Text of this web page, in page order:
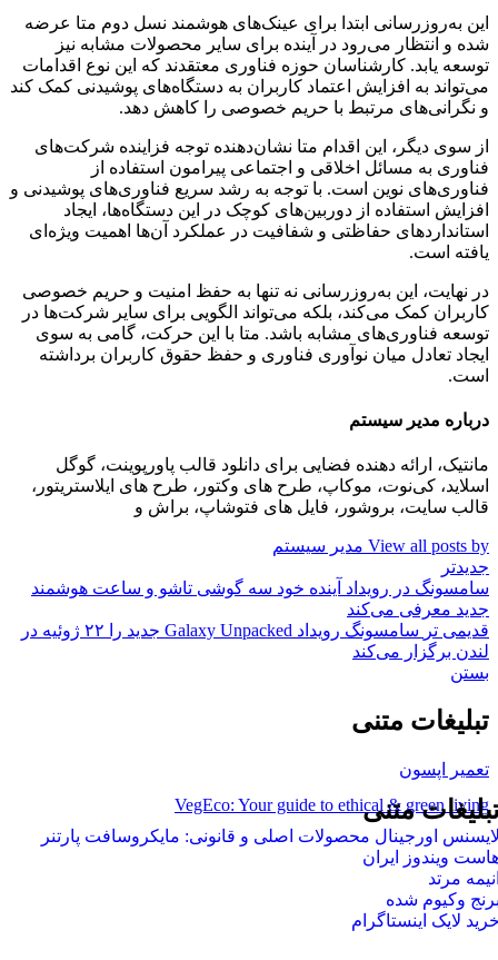
این به‌روزرسانی ابتدا برای عینک‌های هوشمند نسل دوم متا عرضه
شده و انتظار می‌رود در آینده برای سایر محصولات مشابه نیز
توسعه یابد. کارشناسان حوزه فناوری معتقدند که این نوع اقدامات
می‌تواند به افزایش اعتماد کاربران به دستگاه‌های پوشیدنی کمک کند
و نگرانی‌های مرتبط با حریم خصوصی را کاهش دهد.
از سوی دیگر، این اقدام متا نشان‌دهنده توجه فزاینده شرکت‌های
فناوری به مسائل اخلاقی و اجتماعی پیرامون استفاده از
فناوری‌های نوین است. با توجه به رشد سریع فناوری‌های پوشیدنی و
افزایش استفاده از دوربین‌های کوچک در این دستگاه‌ها، ایجاد
استانداردهای حفاظتی و شفافیت در عملکرد آن‌ها اهمیت ویژه‌ای
یافته است.
در نهایت، این به‌روزرسانی نه تنها به حفظ امنیت و حریم خصوصی
کاربران کمک می‌کند، بلکه می‌تواند الگویی برای سایر شرکت‌ها در
توسعه فناوری‌های مشابه باشد. متا با این حرکت، گامی به سوی
ایجاد تعادل میان نوآوری فناوری و حفظ حقوق کاربران برداشته
است.
درباره مدیر سیستم
مانتیک، ارائه دهنده فضایی برای دانلود قالب پاورپوینت، گوگل
اسلاید، کی‌نوت، موکاپ، طرح های وکتور، طرح های ایلاستریتور،
قالب سایت، بروشور، فایل های فتوشاپ، براش و
View all posts by مدیر سیستم
جدیدتر
سامسونگ در رویداد آینده خود سه گوشی تاشو و ساعت هوشمند
جدید معرفی می‌کند
قدیمی تر
سامسونگ رویداد Galaxy Unpacked جدید را ۲۲ ژوئیه در
لندن برگزار می‌کند
بستن
تبلیغات متنی
تعمیر اپسون
VegEco: Your guide to ethical & green living
متنی
اورجینال محصولات اصلی و قانونی: مایکروسافت پارتنر
ویندوز ایران
مرتد
وکیوم شده
لایک اینستاگرام